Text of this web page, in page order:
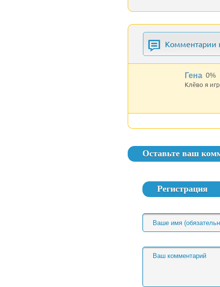
Комментарии
Гена 0%
Клёво я
Оставьте ваш
Регистрация